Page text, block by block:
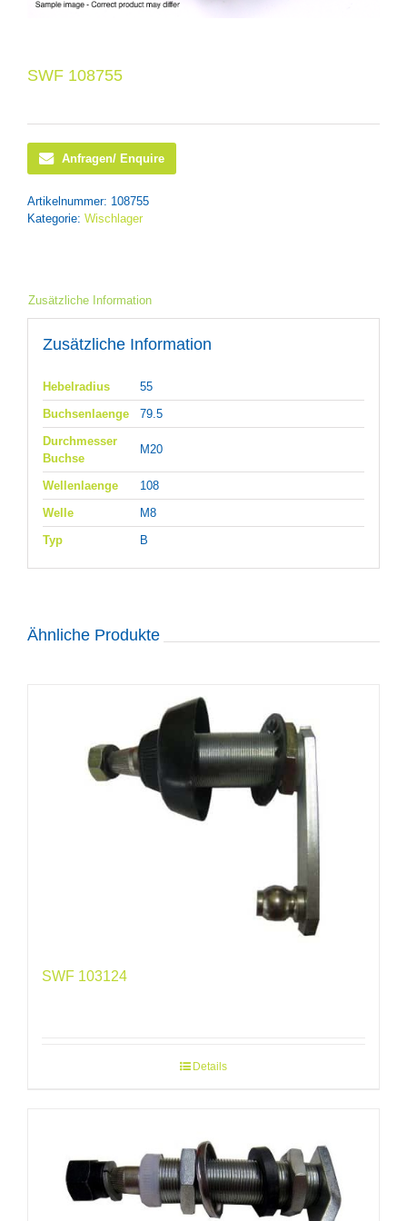
SWF 108755
Anfragen/ Enquire
Artikelnummer: 108755
Kategorie: Wischlager
Zusätzliche Information
Zusätzliche Information
Hebelradius
55
Buchsenlaenge
79.5
Durchmesser
Buchse
M20
Wellenlaenge
108
Welle
M8
Typ
B
Ähnliche Produkte
SWF 103124
Details